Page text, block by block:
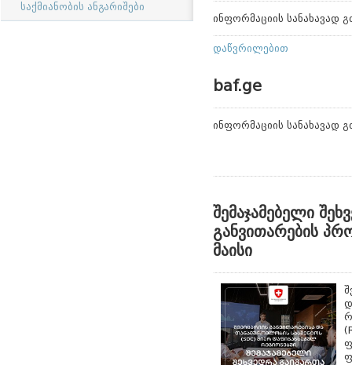
საქმიანობის ანგარიშები
ინფორმაციის სანახავად
დაწვრილებით
baf.ge
ინფორმაციის სანახავად
შემაჯამებელი
განვითარების
მაისი